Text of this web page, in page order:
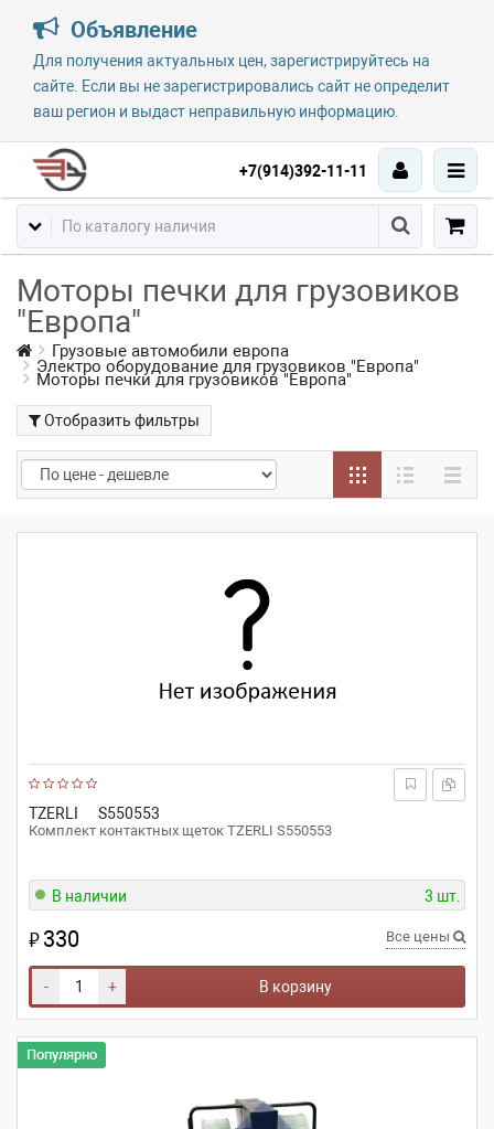
Объявление
Для получения актуальных цен, зарегистрируйтесь на
сайте. Если вы не зарегистрировались сайт не определит
ваш регион и выдаст неправильную информацию.
+7(914)392-11-11
Моторы печки для грузовиков
"Европа"
Грузовые автомобили европа
Электро оборудование для грузовиков "Европа"
Моторы печки для грузовиков "Европа"
Отобразить фильтры
TZERLI S550553
Комплект контактных щеток TZERLI S550553
В наличии 3 шт.
₽330 Все цены
- + В корзину
Популярно